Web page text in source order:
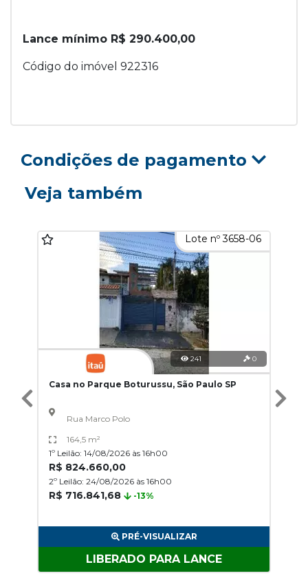
Lance mínimo R$ 290.400,00
Código do imóvel 922316
Condições de pagamento
Veja também
Lote nº 3658-06
241 0
Casa no Parque Boturussu, São Paulo SP
Rua Marco Polo
164,5 m²
1º Leilão: 14/08/2026 às 16h00
R$ 824.660,00
2º Leilão: 24/08/2026 às 16h00
R$ 716.841,68 -13%
PRÉ-VISUALIZAR
LIBERADO PARA LANCE